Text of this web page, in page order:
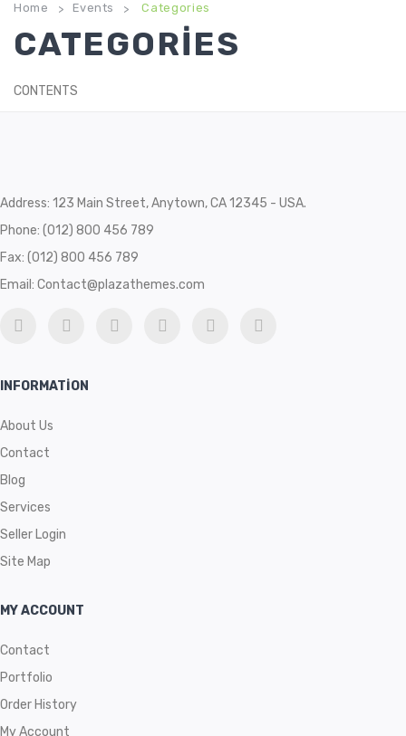
Home > Events > Categories
CATEGORIES
CONTENTS
Address: 123 Main Street, Anytown, CA 12345 - USA.
Phone: (012) 800 456 789
Fax: (012) 800 456 789
Email: Contact@plazathemes.com
INFORMATION
About Us
Contact
Blog
Services
Seller Login
Site Map
MY ACCOUNT
Contact
Portfolio
Order History
My Account